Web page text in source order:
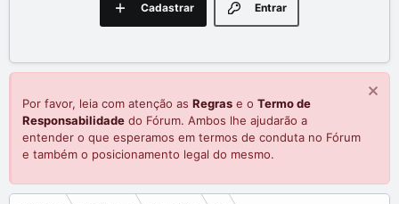
Entrar
Cadastrar
Por favor, leia com atenção as Regras e o Termo de
Responsabilidade do Fórum. Ambos lhe ajudarão a
entender o que esperamos em termos de conduta no Fórum
e também o posicionamento legal do mesmo.